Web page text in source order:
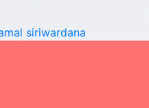
siriwardana